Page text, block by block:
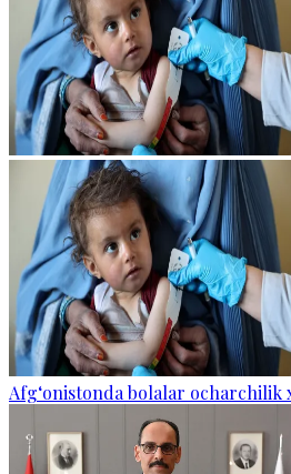
Afg‘onistonda bolalar ocharchilik